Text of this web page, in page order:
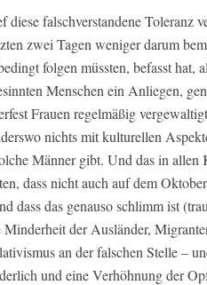
diese falschverstandene Toleranz
zwei Tagen weniger darum
folgen müssten, befasst hat,
Menschen ein Anliegen,
Frauen regelmäßig
nichts mit kulturellen
Männer gibt. Und das in
dass nicht auch auf dem
dass das genauso schlimm ist
Minderheit der Ausländer,
an der falschen Stelle –
und eine Verhöhnung der